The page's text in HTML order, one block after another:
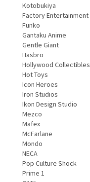
Kotobukiya
Factory Entertainment
Funko
Gantaku Anime
Gentle Giant
Hasbro
Hollywood Collectibles
Hot Toys
Icon Heroes
Iron Studios
Ikon Design Studio
Mezco
Mafex
McFarlane
Mondo
NECA
Pop Culture Shock
Prime 1